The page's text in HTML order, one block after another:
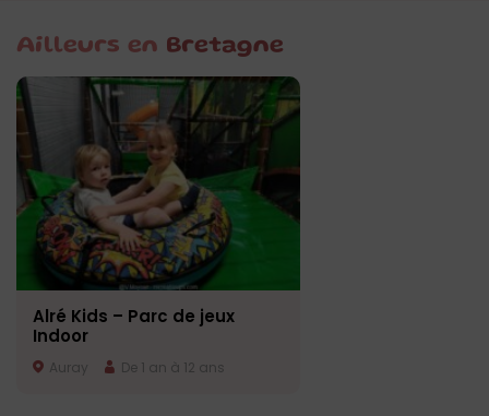
Ailleurs en Bretagne
Alré Kids – Parc de jeux
Indoor
Auray De 1 an à 12 ans